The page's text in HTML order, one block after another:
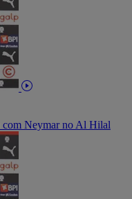
com Neymar no Al Hilal